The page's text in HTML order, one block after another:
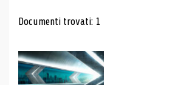
Risultati di ricerca
Documenti trovati: 1